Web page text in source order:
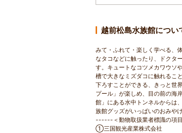
越前松島水族館につい
みて・ふれて・楽しく学べる、
なタコなどに触ったり、ドクタ
す。キュートなコツメカワウソ
槽で大きなミズダコに触れるこ
下ろすことができる、きっと世
プール」が楽しめ、目の前の海
館」にある水中トンネルからは
族館グッズがいっぱいのおみや
------＜動物取扱業者標識の項
①三国観光産業株式会社